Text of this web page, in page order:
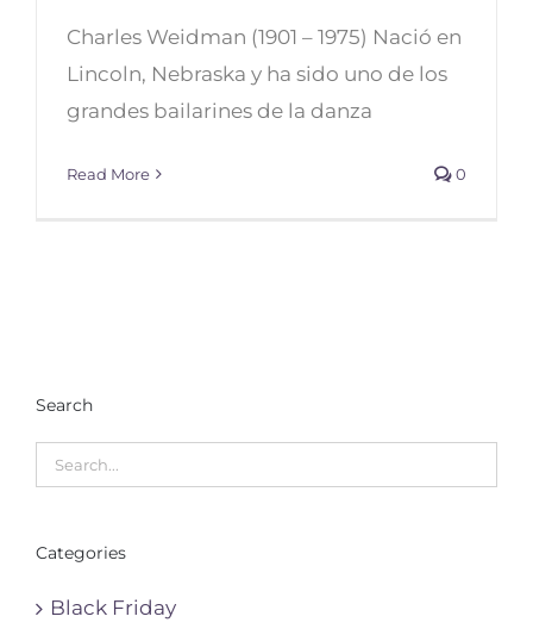
Los mejores bailarines de danza
contemporánea del siglo XX
Charles Weidman (1901 – 1975) Nació en
Lincoln, Nebraska y ha sido uno de los
grandes bailarines de la danza
Read More 0
Search
Categories
Black Friday